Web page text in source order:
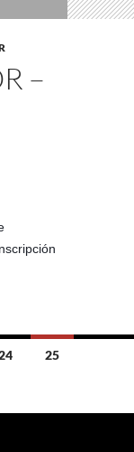
–
Inscripción Abierta
25